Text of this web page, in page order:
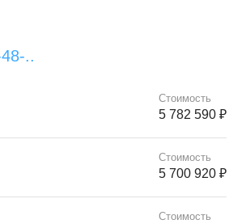
..
Стоимость
5 782 590 ₽
Стоимость
5 700 920 ₽
Стоимость